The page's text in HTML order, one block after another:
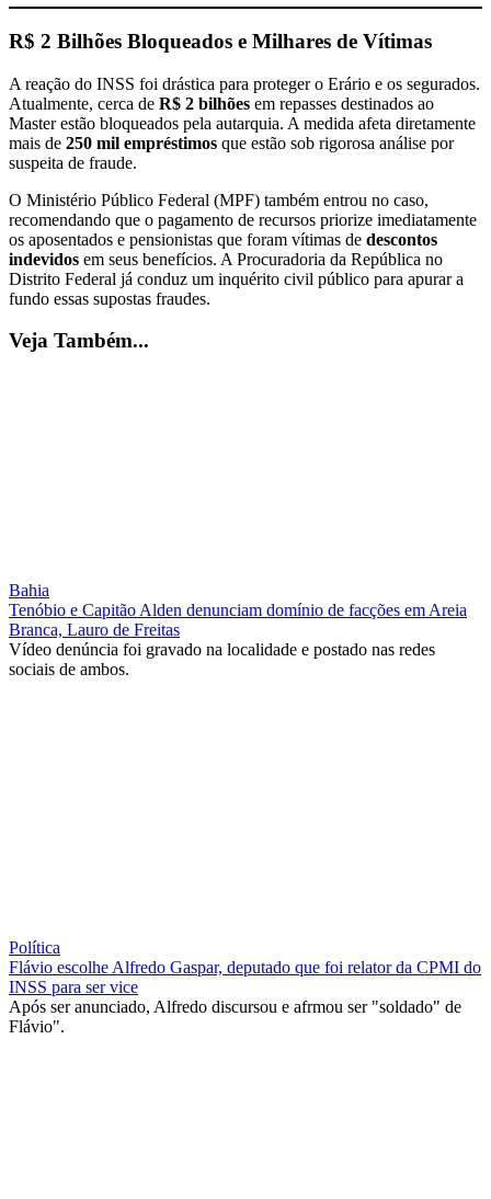
R$ 2 Bilhões Bloqueados e Milhares de Vítimas
A reação do INSS foi drástica para proteger o Erário e os segurados.
Atualmente, cerca de R$ 2 bilhões em repasses destinados ao
Master estão bloqueados pela autarquia. A medida afeta diretamente
mais de 250 mil empréstimos que estão sob rigorosa análise por
suspeita de fraude.
O Ministério Público Federal (MPF) também entrou no caso,
recomendando que o pagamento de recursos priorize imediatamente
os aposentados e pensionistas que foram vítimas de descontos
indevidos em seus benefícios. A Procuradoria da República no
Distrito Federal já conduz um inquérito civil público para apurar a
fundo essas supostas fraudes.
Veja Também...
Bahia
Tenóbio e Capitão Alden denunciam domínio de facções em Areia
Branca, Lauro de Freitas
Vídeo denúncia foi gravado na localidade e postado nas redes
sociais de ambos.
Política
Flávio escolhe Alfredo Gaspar, deputado que foi relator da CPMI do
INSS para ser vice
Após ser anunciado, Alfredo discursou e afrmou ser "soldado" de
Flávio".